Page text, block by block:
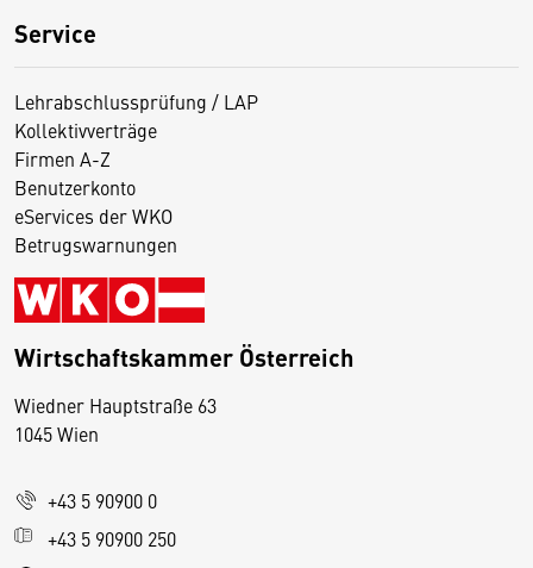
Service
Lehrabschlussprüfung / LAP
Kollektivverträge
Firmen A-Z
Benutzerkonto
eServices der WKO
Betrugswarnungen
Wirtschaftskammer Österreich
Wiedner Hauptstraße 63
1045 Wien
+43 5 90900 0
+43 5 90900 250
D
s
e